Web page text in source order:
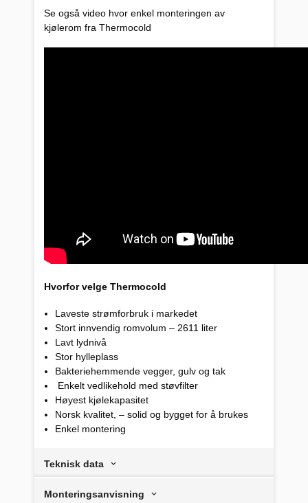
Se også video hvor enkel monteringen av
kjølerom fra Thermocold
Hvorfor velge Thermocold
Laveste strømforbruk i markedet
Stort innvendig romvolum – 2611 liter
Lavt lydnivå
Stor hylleplass
Bakteriehemmende vegger, gulv og tak
Enkelt vedlikehold med støvfilter
Høyest kjølekapasitet
Norsk kvalitet, – solid og bygget for å brukes
Enkel montering
Teknisk data
Monteringsanvisning